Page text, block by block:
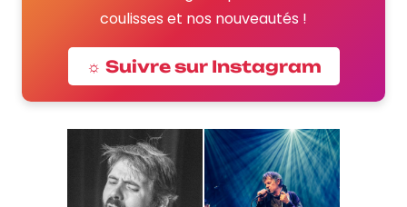
coulisses et nos nouveautés !
☼ Suivre sur Instagram